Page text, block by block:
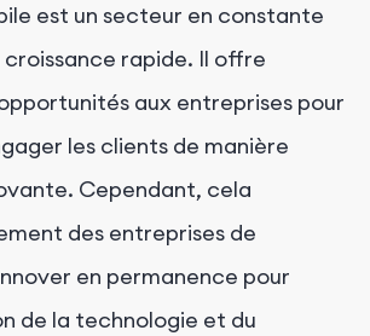
est un secteur en constante
rapide. Il offre
aux entreprises pour
les clients de manière
Cependant, cela
des entreprises de
en permanence pour
de la technologie et du